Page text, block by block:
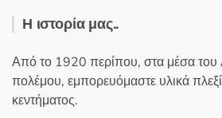
Η ιστορία μας..
Από το 1920 περίπου, στα μέσα του
πολέμου, εμπορευόμαστε υλικά
κεντήματος.